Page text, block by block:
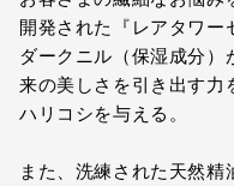
開発された『レアタワー
ダークニル（保湿成分
来の美しさを引き出す力
ハリコシを与える。
また、洗練された天然